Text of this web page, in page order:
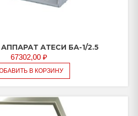
АТЕСИ БА-1/2.5
67302,00 ₽
В КОРЗИНУ